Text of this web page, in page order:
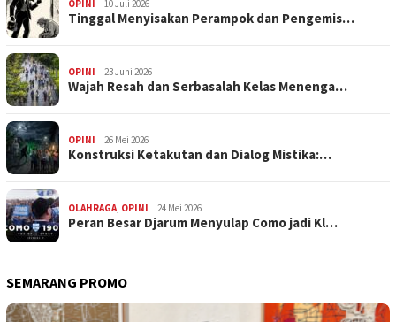
OPINI 10 Juli 2026
Tinggal Menyisakan Perampok dan Pengemis…
OPINI 23 Juni 2026
Wajah Resah dan Serbasalah Kelas Menenga…
OPINI 26 Mei 2026
Konstruksi Ketakutan dan Dialog Mistika:…
OLAHRAGA OPINI 24 Mei 2026
Peran Besar Djarum Menyulap Como jadi Kl…
SEMARANG PROMO